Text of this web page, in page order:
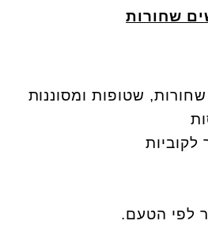
שטופות ומסוננות
לפי הטעם.